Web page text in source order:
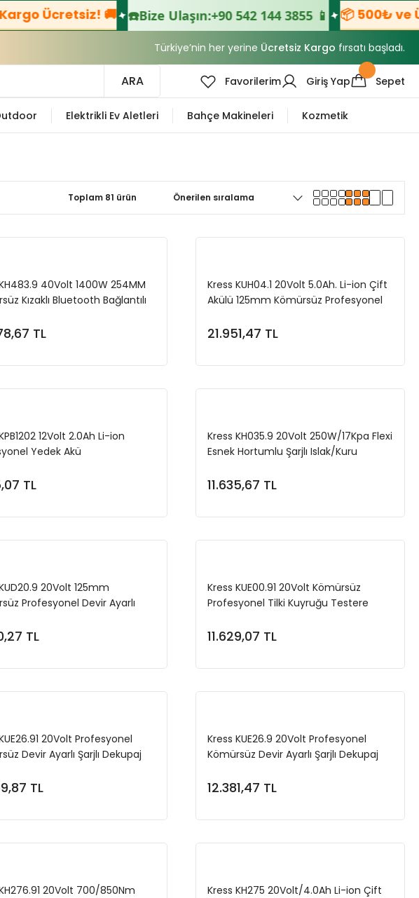
Ücretsiz! 🚚 ☎️Bize Ulaşın:+90 542 144 3855 📱 📦 500₺ ve
Türkiye’nin her yerine Ücretsiz Kargo fırsatı başladı.
ARA Favorilerim Giriş Yap Sepet
Elektrikli Ev Aletleri Bahçe Makineleri Kozmetik
Toplam 81 ürün
40Volt 1400W 254MM
Kızaklı Bluetooth Bağlantılı
TL
Sepete Ekle
Kress KUH04.1 20Volt 5.0Ah. Li-ion Çift
Akülü 125mm Kömürsüz Profesyonel
Taşlama
21.951,47 TL
12Volt 2.0Ah Li-ion
Yedek Akü
TL
Kress KH035.9 20Volt 250W/17Kpa Flexi
Esnek Hortumlu Şarjlı Islak/Kuru
11.635,67 TL
20Volt 125mm
Profesyonel Devir Ayarlı
TL
Kress KUE00.91 20Volt Kömürsüz
Profesyonel Tilki Kuyruğu Testere
11.629,07 TL
20Volt Profesyonel
Devir Ayarlı Şarjlı Dekupaj
TL
Sepete Ekle
Kress KUE26.9 20Volt Profesyonel
Kömürsüz Devir Ayarlı Şarjlı Dekupaj
12.381,47 TL
20Volt 700/850Nm
Kress KH275 20Volt/4.0Ah Li-ion Çift